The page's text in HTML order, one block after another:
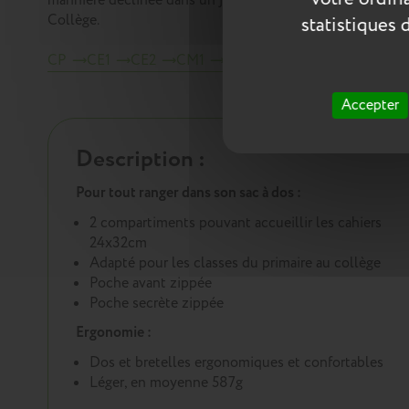
statistiques
Accepter
Collège.
Description :
Pour tout ranger dans son sac à dos :
2 compartiments pouvant accueillir les cahiers
24x32cm
Adapté pour les classes du primaire au collège
Poche avant zippée
Poche secrète zippée
Ergonomie :
Dos et bretelles ergonomiques et confortables
Léger, en moyenne 587g